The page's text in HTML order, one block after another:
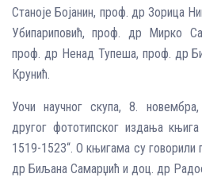
Станоје Бојанин, проф. др Зорица
Убипариповић, проф. др Мирко
проф. др Ненад Тупеша, проф. др
Крунић.
Уочи научног скупа, 8.
другог фототипског издања
1519-1523“. О књигама су
др Биљана Самарџић и доц. др